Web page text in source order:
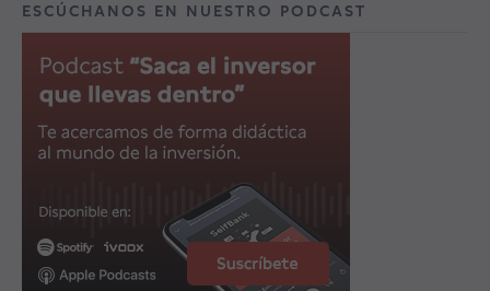
ESCÚCHANOS EN NUESTRO PODCAST